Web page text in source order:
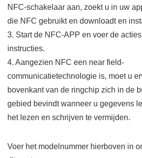
NFC-schakelaar aan, zoekt u in uw
die NFC gebruikt en downloadt en
3. Start de NFC-APP en voer de
instructies.
4. Aangezien NFC een near field-
communicatietechnologie is, moet u
bovenkant van de ringchip zich in de
gebied bevindt wanneer u gegevens
het lezen en schrijven te vermijden.
Voer het modelnummer hierboven in